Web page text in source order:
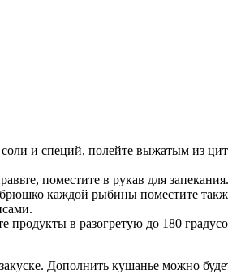
и специй, полейте выжатым из
поместите в рукав для запекания.
каждой рыбины поместите
в разогретую до 180
Дополнить кушанье можно